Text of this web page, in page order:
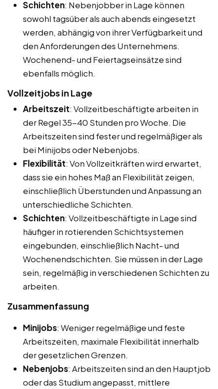
Schichten: Nebenjobber in Lage können
sowohl tagsüber als auch abends eingesetzt
werden, abhängig von ihrer Verfügbarkeit und
den Anforderungen des Unternehmens.
Wochenend- und Feiertagseinsätze sind
ebenfalls möglich.
Vollzeitjobs in Lage
Arbeitszeit: Vollzeitbeschäftigte arbeiten in
der Regel 35-40 Stunden pro Woche. Die
Arbeitszeiten sind fester und regelmäßiger als
bei Minijobs oder Nebenjobs.
Flexibilität: Von Vollzeitkräften wird erwartet,
dass sie ein hohes Maß an Flexibilität zeigen,
einschließlich Überstunden und Anpassung an
unterschiedliche Schichten.
Schichten: Vollzeitbeschäftigte in Lage sind
häufiger in rotierenden Schichtsystemen
eingebunden, einschließlich Nacht- und
Wochenendschichten. Sie müssen in der Lage
sein, regelmäßig in verschiedenen Schichten zu
arbeiten.
Zusammenfassung
Minijobs: Weniger regelmäßige und feste
Arbeitszeiten, maximale Flexibilität innerhalb
der gesetzlichen Grenzen.
Nebenjobs: Arbeitszeiten sind an den Hauptjob
oder das Studium angepasst, mittlere